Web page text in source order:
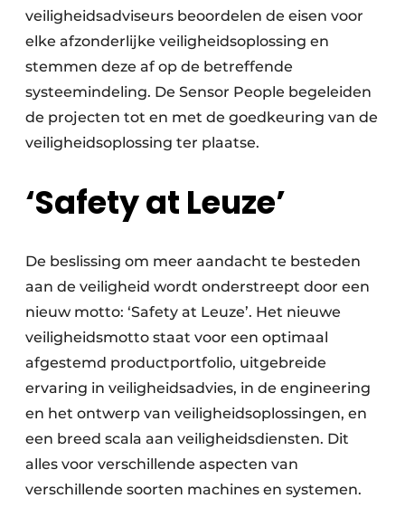
veiligheidsadviseurs beoordelen de eisen voor
elke afzonderlijke veiligheidsoplossing en
stemmen deze af op de betreffende
systeemindeling. De Sensor People begeleiden
de projecten tot en met de goedkeuring van de
veiligheidsoplossing ter plaatse.
‘Safety at Leuze’
De beslissing om meer aandacht te besteden
aan de veiligheid wordt onderstreept door een
nieuw motto: ‘Safety at Leuze’. Het nieuwe
veiligheidsmotto staat voor een optimaal
afgestemd productportfolio, uitgebreide
ervaring in veiligheidsadvies, in de engineering
en het ontwerp van veiligheidsoplossingen, en
een breed scala aan veiligheidsdiensten. Dit
alles voor verschillende aspecten van
verschillende soorten machines en systemen.